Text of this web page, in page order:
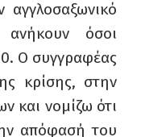
όσοι
Ο συγγραφέας
κρίσης, στην
και νομίζω ότι
απόφασή του